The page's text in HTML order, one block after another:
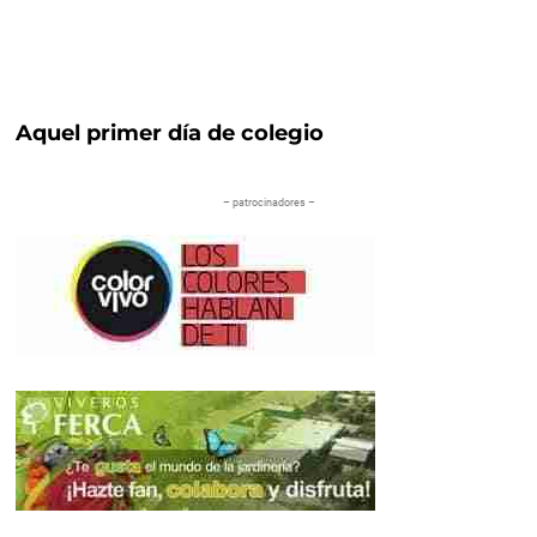
Aquel primer día de colegio
– patrocinadores –